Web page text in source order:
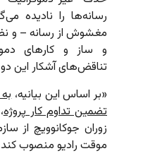
رسانه‌ها را نادیده
مغشوش از رسانه – و
و ساز و کارهای
تناقض‌های آشکار این
«بر اساس این بیانیه،
تضمین تداوم کار پروژه
زوران جوکانوویچ از
موقت رادیو منصوب